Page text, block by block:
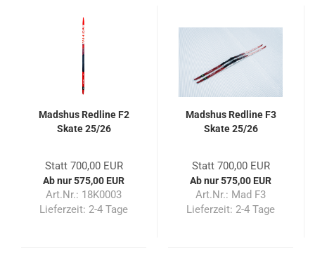
Madshus Redline F2
Skate 25/26
Statt 700,00 EUR
Ab nur 575,00 EUR
Art.Nr.: 18K0003
Lieferzeit: 2-4 Tage
Madshus Redline F3
Skate 25/26
Statt 700,00 EUR
Ab nur 575,00 EUR
Art.Nr.: Mad F3
Lieferzeit: 2-4 Tage